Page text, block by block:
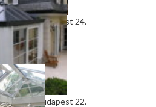
Télikert - Budapest 24.
Télikert - Budapest 22.